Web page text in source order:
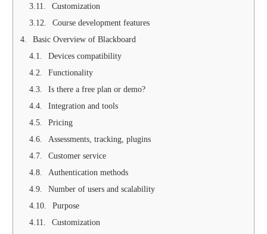
Customization
Course development features
Basic Overview of Blackboard
Devices compatibility
Functionality
Is there a free plan or demo?
Integration and tools
Pricing
Assessments, tracking, plugins
Customer service
Authentication methods
Number of users and scalability
Purpose
Customization